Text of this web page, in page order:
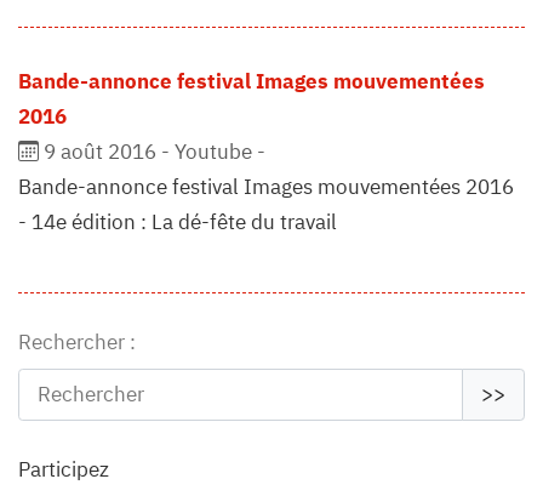
Bande-annonce festival Images mouvementées
2016
9 août 2016 - Youtube-
Bande-annonce festival Images mouvementées 2016
- 14e édition : La dé-fête du travail
Rechercher :
>>
Participez